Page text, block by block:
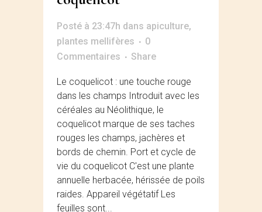
Posté à 23:47h dans apiculture,
plantes mellifères
0
Commentaires
Share
Le coquelicot : une touche rouge
dans les champs Introduit avec les
céréales au Néolithique, le
coquelicot marque de ses taches
rouges les champs, jachères et
bords de chemin. Port et cycle de
vie du coquelicot C'est une plante
annuelle herbacée, hérissée de poils
raides. Appareil végétatif Les
feuilles sont...